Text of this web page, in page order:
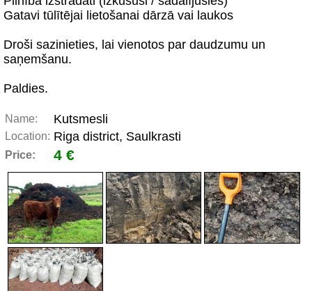
Gatavi tūlītējai lietošanai dārzā vai laukos
Droši sazinieties, lai vienotos par daudzumu un
saņemšanu.
Paldies.
Name: Kutsmesli
Location: Riga district, Saulkrasti
Price: 4 €